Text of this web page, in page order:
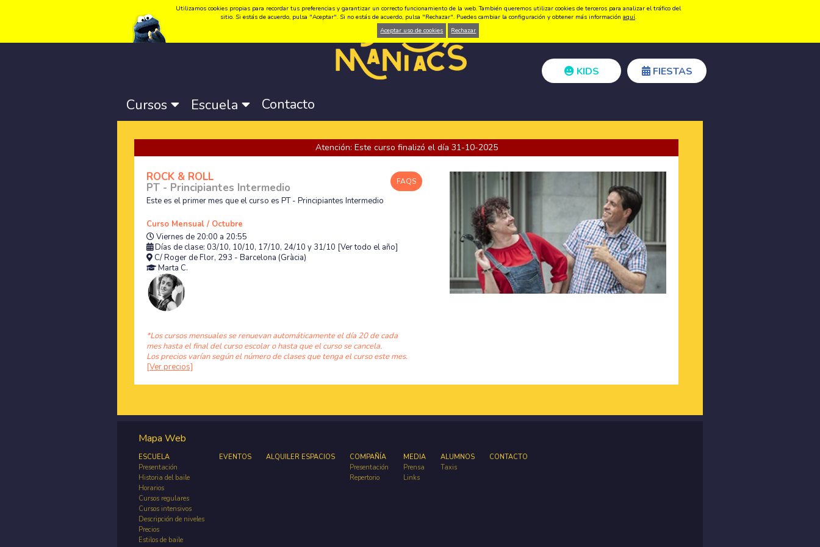
Idioma:Català -Castellano-English Registrarse Acceder
KIDS FIESTAS
Cursos Escuela Contacto
Atención: Este curso finalizó el día 31-10-2025
FAQS
ROCK & ROLL
PT - Principiantes Intermedio
Este es el primer mes que el curso es PT - Principiantes Intermedio
Curso Mensual / Octubre
Viernes de 20:00 a 20:55
Días de clase: 03/10, 10/10, 17/10, 24/10 y 31/10 [Ver todo el año]
C/ Roger de Flor, 293 - Barcelona (Gràcia)
Marta C.
*Los cursos mensuales se renuevan automáticamente el día 20 de cada
mes hasta el final del curso escolar o hasta que el curso se cancela.
Los precios varían según el número de clases que tenga el curso este mes.
[Ver precios]
Mapa Web
ESCUELA
Presentación
Historia del baile
Horarios
Cursos regulares
Cursos intensivos
Descripción de niveles
Precios
Estilos de baile
EVENTOS ALQUILER ESPACIOS
COMPAÑÍA
Presentación
Repertorio
MEDIA
Prensa
Links
ALUMNOS
Taxis
CONTACTO
Utilizamos cookies propias para recordar tus preferencias y garantizar un correcto funcionamiento de la web. También queremos utilizar cookies de terceros para analizar el tráfico del
sitio. Si estás de acuerdo, pulsa "Aceptar". Si no estás de acuerdo, pulsa "Rechazar". Puedes cambiar la configuración y obtener más información aquí.
Aceptar uso de cookies
Rechazar